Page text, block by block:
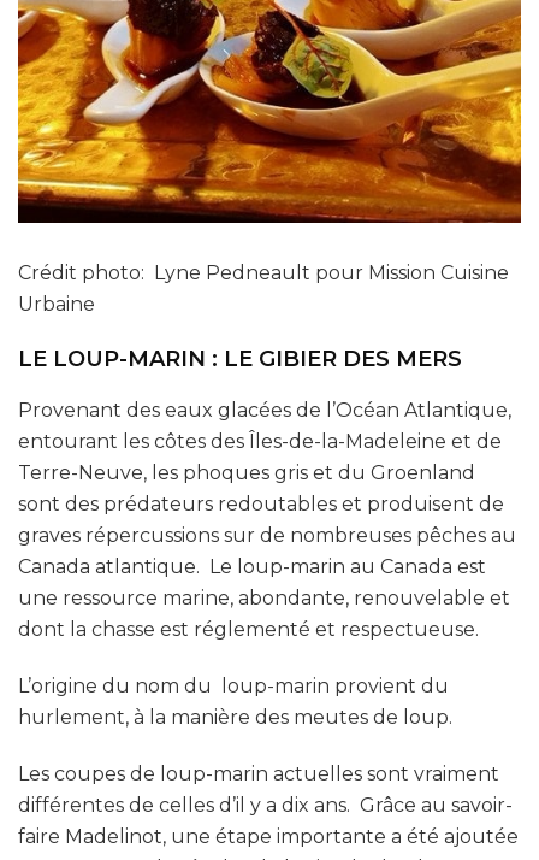
Crédit photo: Lyne Pedneault pour Mission Cuisine
Urbaine
LE LOUP-MARIN : LE GIBIER DES MERS
Provenant des eaux glacées de l’Océan Atlantique,
entourant les côtes des Îles-de-la-Madeleine et de
Terre-Neuve, les phoques gris et du Groenland
sont des prédateurs redoutables et produisent de
graves répercussions sur de nombreuses pêches au
Canada atlantique. Le loup-marin au Canada est
une ressource marine, abondante, renouvelable et
dont la chasse est réglementé et respectueuse.
L’origine du nom du loup-marin provient du
hurlement, à la manière des meutes de loup.
Les coupes de loup-marin actuelles sont vraiment
différentes de celles d’il y a dix ans. Grâce au savoir-
faire Madelinot, une étape importante a été ajoutée